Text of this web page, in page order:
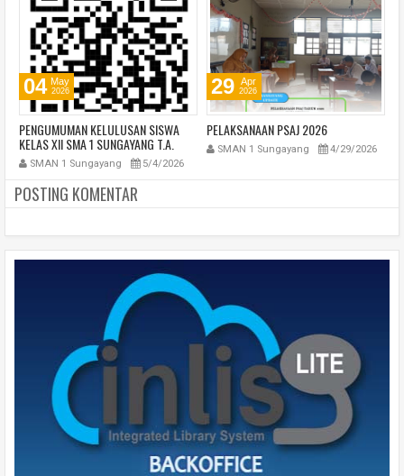
29 Apr
2026
PELAKSANAAN PSAJ 2026
SMAN 1 Sungayang 4/29/2026
29 Apr
2026
SANTUNAN ANAK YATIM
SMAN 1 Sungayang 4/29/2026
POSTING KOMENTAR